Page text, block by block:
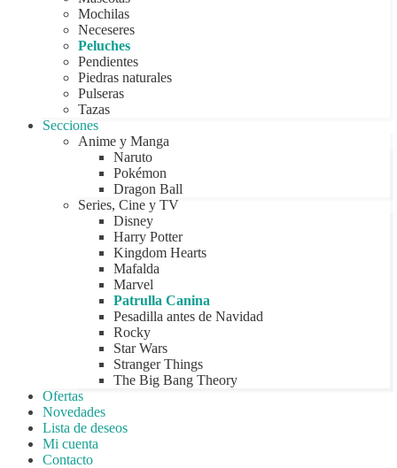
Mochilas
Neceseres
Peluches
Pendientes
Piedras naturales
Pulseras
Tazas
Secciones
Anime y Manga
Naruto
Pokémon
Dragon Ball
Series, Cine y TV
Disney
Harry Potter
Kingdom Hearts
Mafalda
Marvel
Patrulla Canina
Pesadilla antes de Navidad
Rocky
Star Wars
Stranger Things
The Big Bang Theory
Ofertas
Novedades
Lista de deseos
Mi cuenta
Contacto